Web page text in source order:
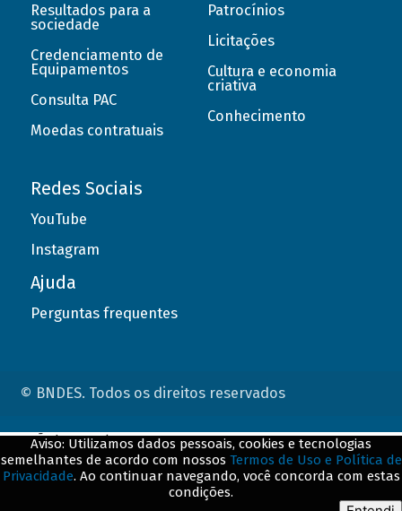
Resultados para a
sociedade
Credenciamento de
Equipamentos
Consulta PAC
Moedas contratuais
Patrocínios
Licitações
Cultura e economia
criativa
Conhecimento
Redes Sociais
YouTube
Instagram
Ajuda
Perguntas frequentes
© BNDES. Todos os direitos reservados
Aviso: Utilizamos dados pessoais, cookies e tecnologias
semelhantes de acordo com nossos Termos de Uso e Política de
Privacidade. Ao continuar navegando, você concorda com estas
condições.
ConteÃºdo complementar
${title}${badge}